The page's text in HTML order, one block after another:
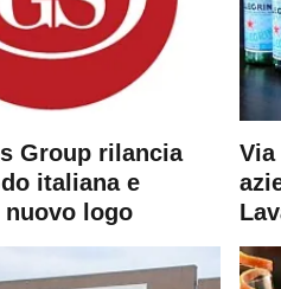
Group rilancia
italiana e
logo